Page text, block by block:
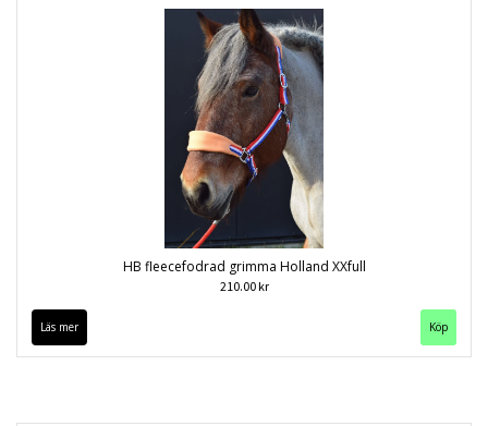
HB fleecefodrad grimma Holland XXfull
210.00 kr
Läs mer